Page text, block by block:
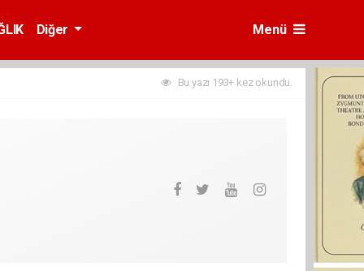
Diğer Menü
Bu yazı 193+ kez okundu.